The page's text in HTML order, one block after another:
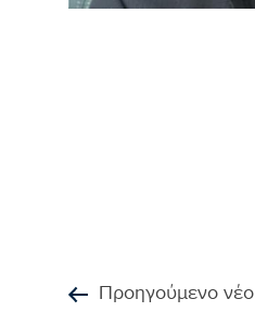
Προηγούμενο νέο